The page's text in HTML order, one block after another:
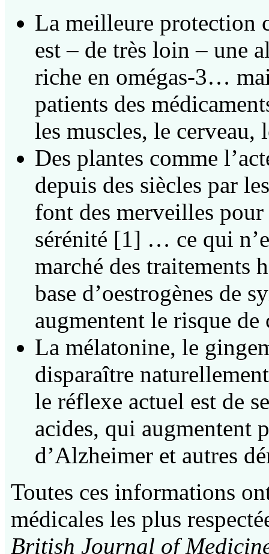
La meilleure protection
est – de très loin – une
riche en omégas-3…
patients des
les muscles, le cerveau,
Des plantes comme
depuis des siècles par
font des merveilles
sérénité [1] … ce qui
marché des traitements
base d’oestrogènes de
augmentent le risque
La mélatonine, le
disparaître
le réflexe actuel est de
acides, qui augmentent
d’Alzheimer et autres
Toutes ces informations
médicales les plus
British Journal of